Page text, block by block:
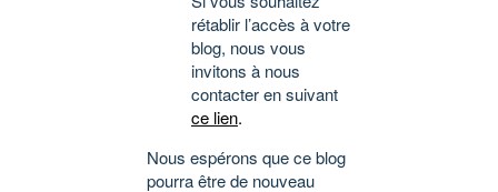
rétablir l’accès à votre
blog, nous vous
invitons à nous
contacter en suivant
ce lien.
Nous espérons que ce blog
pourra être de nouveau